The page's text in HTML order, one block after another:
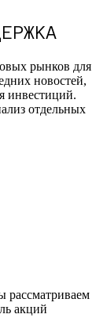
рынков для
новостей,
инвестиций.
отдельных
рассматриваем
акций